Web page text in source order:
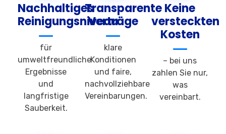
Nachhaltiges
Reinigungsniveau
für
umweltfreundliche
Ergebnisse
und
langfristige
Sauberkeit.
Transparente
Verträge
klare
Konditionen
und faire,
nachvollziehbare
Vereinbarungen.
Keine
versteckten
Kosten
– bei uns
zahlen Sie nur,
was
vereinbart.